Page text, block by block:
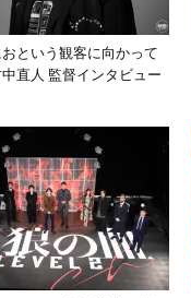
おという観客に向かって
直人 監督インタビュー